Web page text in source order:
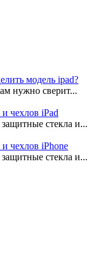
модель ipad?
нужно сверит...
чехлов iPad
стекла и...
чехлов iPhone
стекла и...